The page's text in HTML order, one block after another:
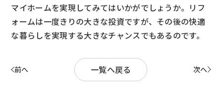
マイホームを実現してみてはいかがでしょうか。リフ
ォームは一度きりの大きな投資ですが、その後の快適
な暮らしを実現する大きなチャンスでもあるのです。
前へ 一覧へ戻る 次へ